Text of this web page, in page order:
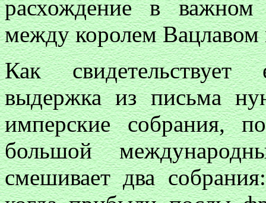
расхождение в
между королем
Как свидетельствует
выдержка из письма
имперские собрания,
большой
смешивает два